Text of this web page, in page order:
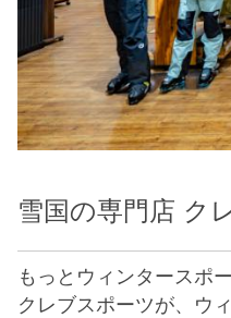
雪国の専門店 ク
もっとウィンタースポ
クレブスポーツが、ウ